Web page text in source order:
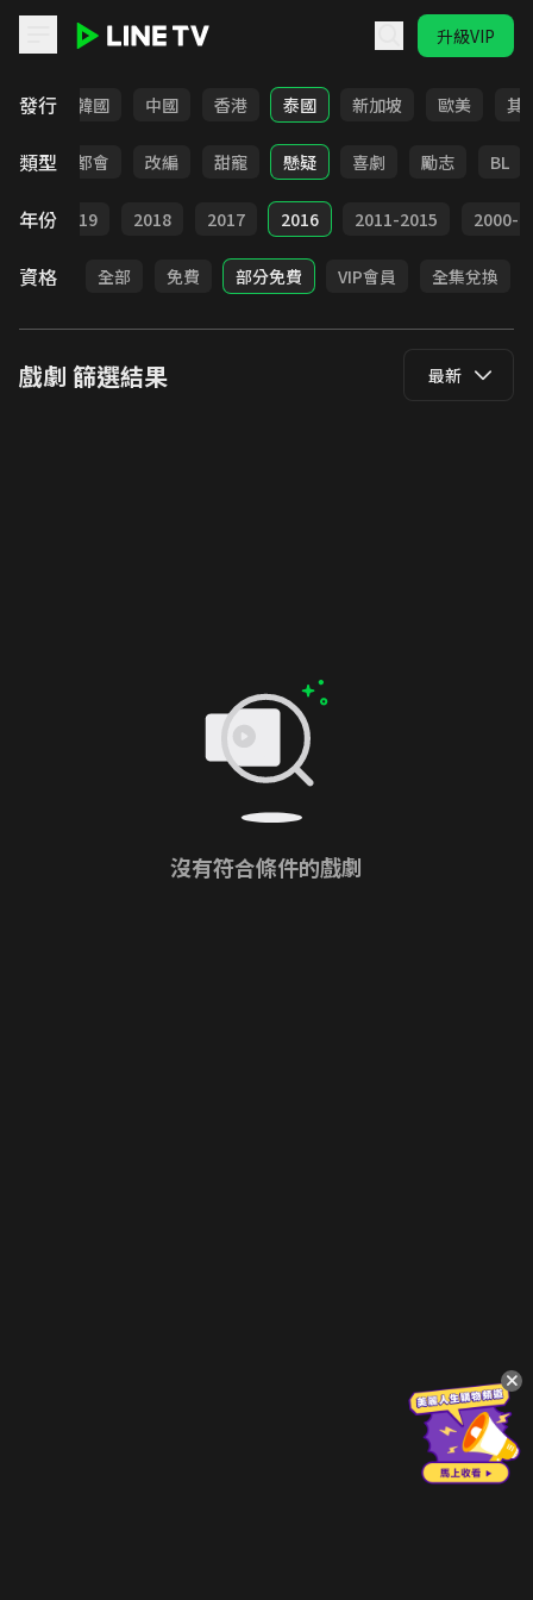
升級VIP
發行
日本 韓國 中國 香港 泰國 新加坡 歐美 其
類型
愛情 都會 改編 甜寵 懸疑 喜劇 勵志 BL
年份 2019 2018 2017 2016 2011-2015 2000-
資格 全部 免費 部分免費 VIP會員 全集兌換
戲劇 篩選結果 最新
沒有符合條件的戲劇